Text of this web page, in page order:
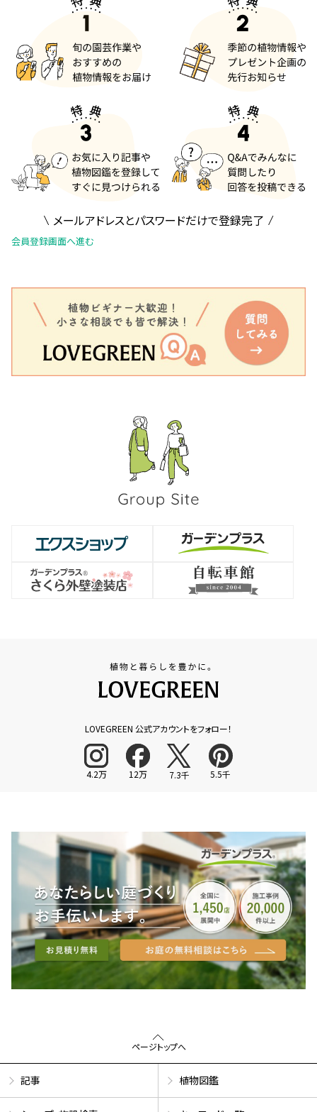
メールアドレスとパスワードだけで登録完了
会員登録画面へ進む
LOVEGREEN 公式アカウントをフォロー！
4.2万 12万 7.3千 5.5千
ページトップへ
記事 植物図鑑